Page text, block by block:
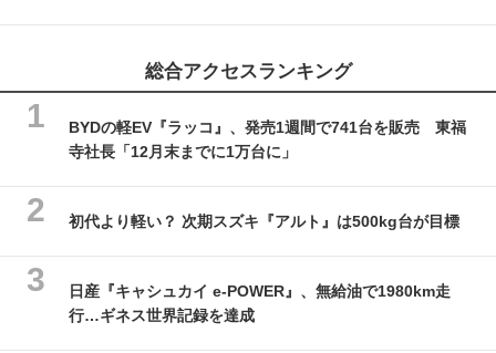
総合アクセスランキング
BYDの軽EV『ラッコ』、発売1週間で741台を販売 東福
寺社長「12月末までに1万台に」
初代より軽い？ 次期スズキ『アルト』は500kg台が目標
日産『キャシュカイ e-POWER』、無給油で1980km走
行…ギネス世界記録を達成